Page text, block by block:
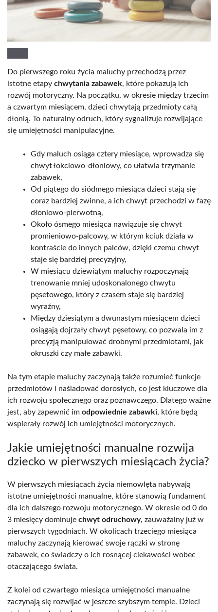
Do pierwszego roku życia maluchy przechodzą przez
istotne etapy chwytania zabawek, które pokazują ich
rozwój motoryczny. Na początku, w okresie między trzecim
a czwartym miesiącem, dzieci chwytają przedmioty całą
dłonią. To naturalny odruch, który sygnalizuje rozwijające
się umiejętności manipulacyjne.
Gdy maluch osiąga cztery miesiące, wprowadza się
chwyt łokciowo-dłoniowy, co ułatwia trzymanie
zabawek,
Od piątego do siódmego miesiąca dzieci stają się
coraz bardziej zwinne, a ich chwyt przechodzi w fazę
dłoniowo-pierwotną,
Około ósmego miesiąca nawiązuje się chwyt
promieniowo-palcowy, w którym kciuk działa w
kontraście do innych palców, dzięki czemu chwyt
staje się bardziej precyzyjny,
W miesiącu dziewiątym maluchy rozpoczynają
trenowanie mniej udoskonalonego chwytu
pęsetowego, który z czasem staje się bardziej
wyraźny,
Między dziesiątym a dwunastym miesiącem dzieci
osiągają dojrzały chwyt pęsetowy, co pozwala im z
precyzją manipulować drobnymi przedmiotami, jak
okruszki czy małe zabawki.
Na tym etapie maluchy zaczynają także rozumieć funkcje
przedmiotów i naśladować dorosłych, co jest kluczowe dla
ich rozwoju społecznego oraz poznawczego. Dlatego ważne
jest, aby zapewnić im odpowiednie zabawki, które będą
wspierały rozwój ich umiejętności motorycznych.
Jakie umiejętności manualne rozwija
dziecko w pierwszych miesiącach życia?
W pierwszych miesiącach życia niemowlęta nabywają
istotne umiejętności manualne, które stanowią fundament
dla ich dalszego rozwoju motorycznego. W okresie od 0 do
3 miesięcy dominuje chwyt odruchowy, zauważalny już w
pierwszych tygodniach. W okolicach trzeciego miesiąca
maluchy zaczynają kierować swoje rączki w stronę
zabawek, co świadczy o ich rosnącej ciekawości wobec
otaczającego świata.
Z kolei od czwartego miesiąca umiejętności manualne
zaczynają się rozwijać w jeszcze szybszym tempie. Dzieci